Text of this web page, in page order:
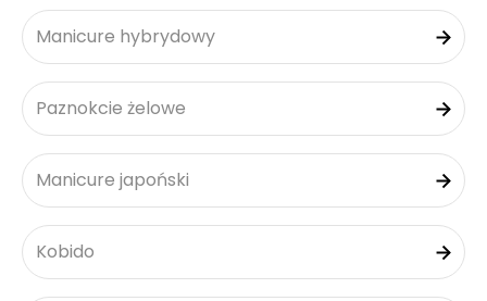
Manicure hybrydowy
Paznokcie żelowe
Manicure japoński
Kobido